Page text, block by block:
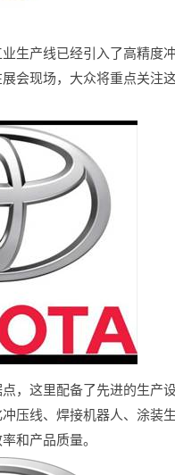
生产线已经引入了高精度
会现场，大众将重点关注
，这里配备了先进的生产
压线、焊接机器人、涂装
和产品质量。